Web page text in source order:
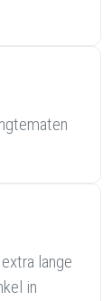
lange
in